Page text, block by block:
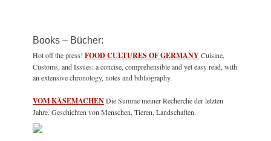
Books – Bücher:
Hot off the press! FOOD CULTURES OF GERMANYCuisine,
Customs, and Issues: a concise, comprehensible and yet easy read, with
an extensive chronology, notes and bibliography.
VOM KÄSEMACHENDie Summe meiner Recherche der letzten
Jahre. Geschichten von Menschen, Tieren, Landschaften.